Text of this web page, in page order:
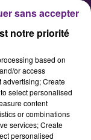
la bonne
notre priorité
based on
or access
advertising; Create
select personalised
content
or combinations
services; Create
personalised
sans accepter